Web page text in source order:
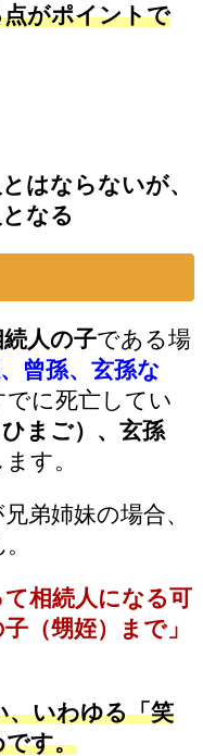
がポイントで
はならないが、
なる
人の子である場
曾孫、玄孫な
に死亡してい
まご）、玄孫
す。
弟姉妹の場合、
て相続人になる可
（甥姪）まで」
、いわゆる「笑
です。